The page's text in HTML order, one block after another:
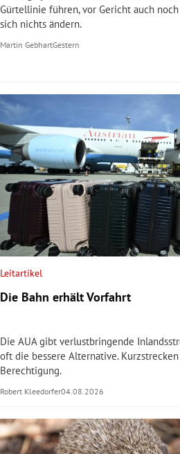
Gürtellinie führen, vor Gericht auch
sich nichts ändern.
Martin GebhartGestern
Leitartikel
Die Bahn erhält Vorfahrt
Die AUA gibt verlustbringende
oft die bessere Alternative.
Berechtigung.
Robert Kleedorfer04.08.2026